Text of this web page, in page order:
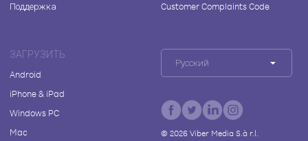
Поддержка
Customer Complaints Code
ЗАГРУЗИТЬ
Android
iPhone & iPad
Windows PC
Mac
Русский
© 2026Viber Media S.à r.l.